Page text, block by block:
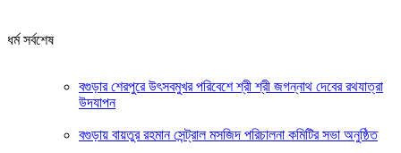
ধর্ম সর্বশেষ
বগুড়ার শেরপুরে উৎসবমুখর পরিবেশে শ্রী শ্রী জগন্নাথ দেবের রথযাত্রা
উদযাপন
বগুড়ায় বায়তুর রহমান সেন্ট্রাল মসজিদ পরিচালনা কমিটির সভা অনুষ্ঠিত